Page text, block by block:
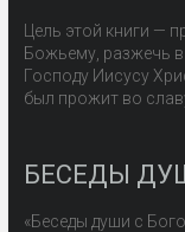
Цель этой книги —
Божьему, разжечь
Господу Иисусу
был прожит во
БЕСЕДЫ
«Беседы души с